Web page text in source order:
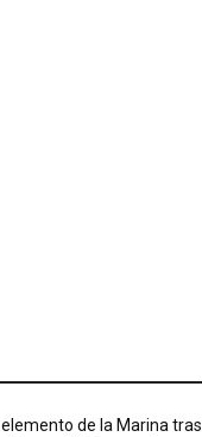
de la Marina tras